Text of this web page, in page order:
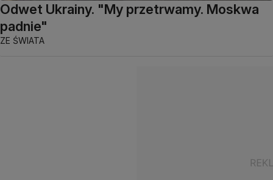
Odwet Ukrainy. "My przetrwamy. Moskwa
padnie"
ZE ŚWIATA